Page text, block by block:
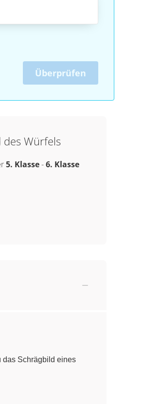
Überprüfen
des Würfels
5. Klasse-6. Klasse
das Schrägbild eines